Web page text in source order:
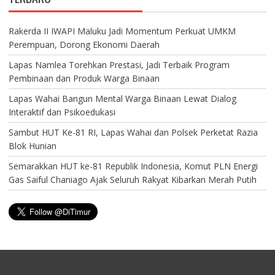
Rakerda II IWAPI Maluku Jadi Momentum Perkuat UMKM
Perempuan, Dorong Ekonomi Daerah
Lapas Namlea Torehkan Prestasi, Jadi Terbaik Program
Pembinaan dan Produk Warga Binaan
Lapas Wahai Bangun Mental Warga Binaan Lewat Dialog
Interaktif dan Psikoedukasi
Sambut HUT Ke-81 RI, Lapas Wahai dan Polsek Perketat Razia
Blok Hunian
Semarakkan HUT ke-81 Republik Indonesia, Komut PLN Energi
Gas Saiful Chaniago Ajak Seluruh Rakyat Kibarkan Merah Putih